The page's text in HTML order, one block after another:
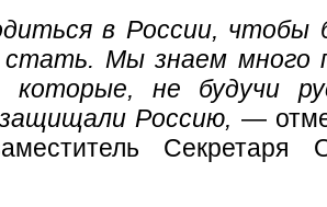
в России,
Мы знаем много
которые, не будучи
Россию, —